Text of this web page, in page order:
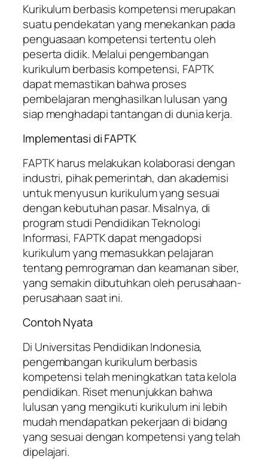
Kurikulum berbasis kompetensi merupakan
suatu pendekatan yang menekankan pada
penguasaan kompetensi tertentu oleh
peserta didik. Melalui pengembangan
kurikulum berbasis kompetensi, FAPTK
dapat memastikan bahwa proses
pembelajaran menghasilkan lulusan yang
siap menghadapi tantangan di dunia kerja.
Implementasi di FAPTK
FAPTK harus melakukan kolaborasi dengan
industri, pihak pemerintah, dan akademisi
untuk menyusun kurikulum yang sesuai
dengan kebutuhan pasar. Misalnya, di
program studi Pendidikan Teknologi
Informasi, FAPTK dapat mengadopsi
kurikulum yang memasukkan pelajaran
tentang pemrograman dan keamanan siber,
yang semakin dibutuhkan oleh perusahaan-
perusahaan saat ini.
Contoh Nyata
Di Universitas Pendidikan Indonesia,
pengembangan kurikulum berbasis
kompetensi telah meningkatkan tata kelola
pendidikan. Riset menunjukkan bahwa
lulusan yang mengikuti kurikulum ini lebih
mudah mendapatkan pekerjaan di bidang
yang sesuai dengan kompetensi yang telah
dipelajari.